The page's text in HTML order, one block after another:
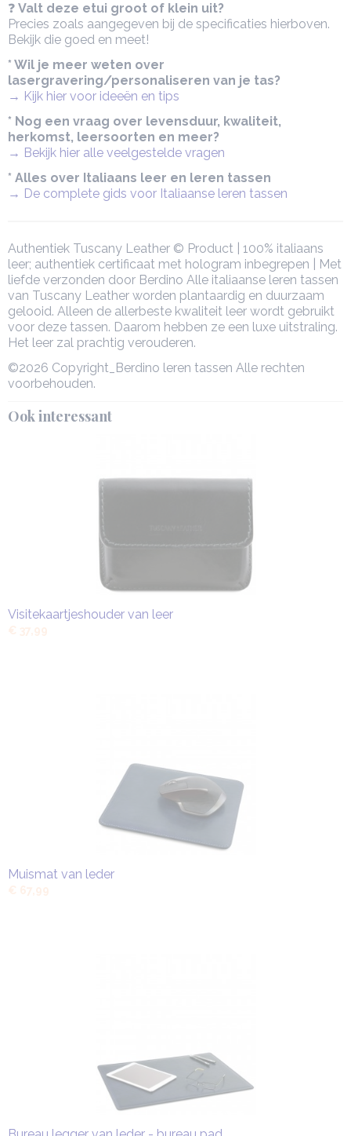
❓ Valt deze etui groot of klein uit?
Precies zoals aangegeven bij de specificaties hierboven.
Bekijk die goed en meet!
* Wil je meer weten over
lasergravering/personaliseren van je tas?
→ Kijk hier voor ideeën en tips
* Nog een vraag over levensduur, kwaliteit,
herkomst, leersoorten en meer?
→ Bekijk hier alle veelgestelde vragen
* Alles over Italiaans leer en leren tassen
→ De complete gids voor Italiaanse leren tassen
Authentiek Tuscany Leather © Product | 100% italiaans
leer; authentiek certificaat met hologram inbegrepen | Met
liefde verzonden door Berdino Alle italiaanse leren tassen
van Tuscany Leather worden plantaardig en duurzaam
gelooid. Alleen de allerbeste kwaliteit leer wordt gebruikt
voor deze tassen. Daarom hebben ze een luxe uitstraling.
Het leer zal prachtig verouderen.
©2026 Copyright_Berdino leren tassen Alle rechten
voorbehouden.
Ook interessant
Visitekaartjeshouder van leer
€ 37,99
Muismat van leder
€ 67,99